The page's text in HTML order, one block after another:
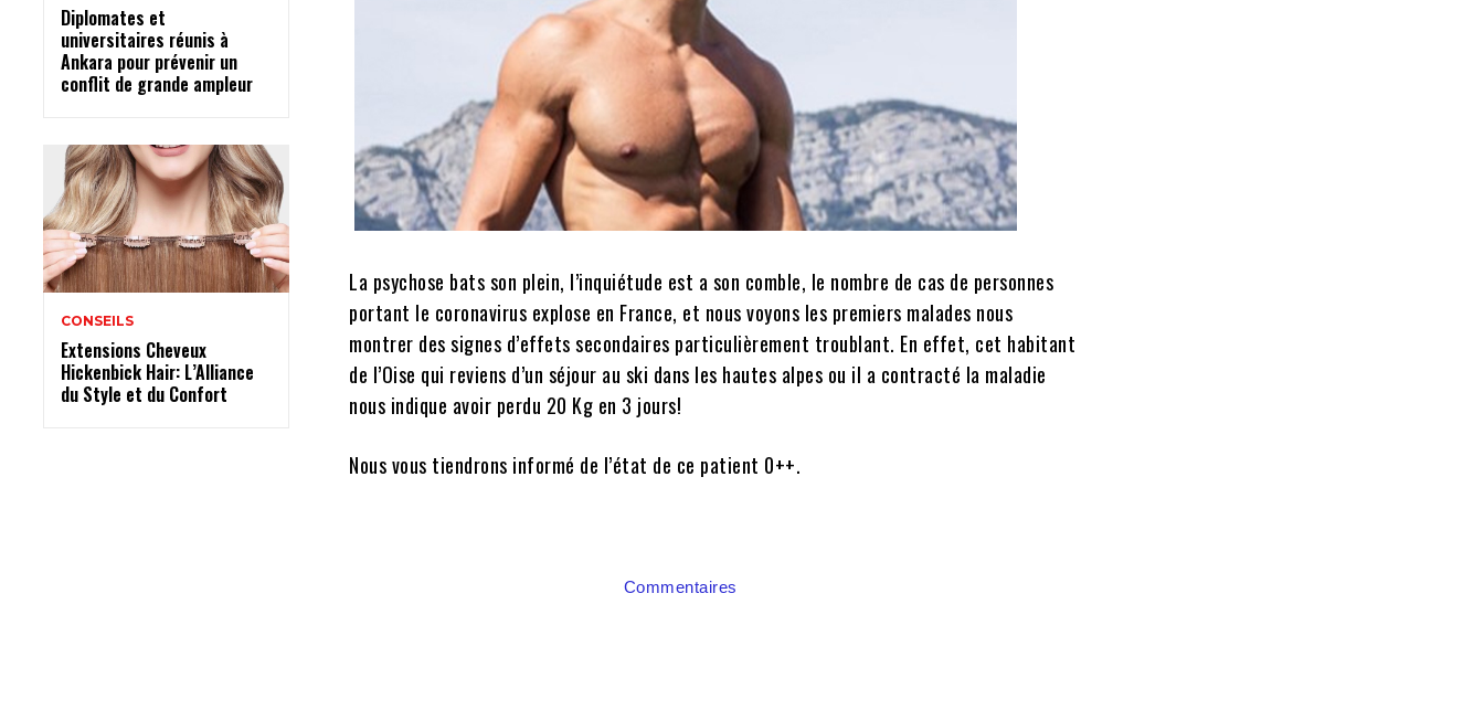
Diplomates et
universitaires réunis à
Ankara pour prévenir un
conflit de grande ampleur
CONSEILS
Extensions Cheveux
Hickenbick Hair: L’Alliance
du Style et du Confort
La psychose bats son plein, l’inquiétude est a son comble, le nombre de cas de personnes
portant le coronavirus explose en France, et nous voyons les premiers malades nous
montrer des signes d’effets secondaires particulièrement troublant. En effet, cet habitant
de l’Oise qui reviens d’un séjour au ski dans les hautes alpes ou il a contracté la maladie
nous indique avoir perdu 20 Kg en 3 jours!
Nous vous tiendrons informé de l’état de ce patient 0++.
Commentaires